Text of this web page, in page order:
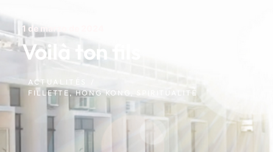
1 de marzo de 2024
Voilà ton fils
ACTUALITÉS /
FILLETTE,HONG KONG SPIRITUALITÉ